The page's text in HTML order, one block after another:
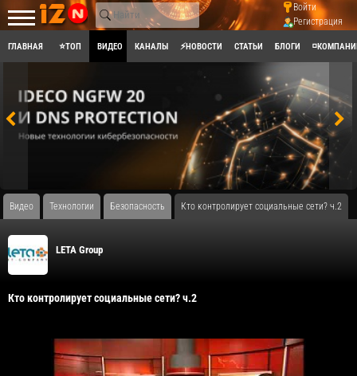
Войти
Регистрация
ГЛАВНАЯ ⭐ТОП ВИДЕО КАНАЛЫ ⚡НОВОСТИ СТАТЬИ БЛОГИ
Видео Технологии Безопасность Кто контролирует социальные сети? ч.2
LETA Group
Кто контролирует социальные сети? ч.2